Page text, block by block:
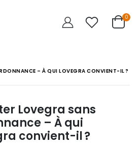
0
– À QUI LOVEGRA CONVIENT-IL ?
Lovegra sans
– À qui
convient-il ?